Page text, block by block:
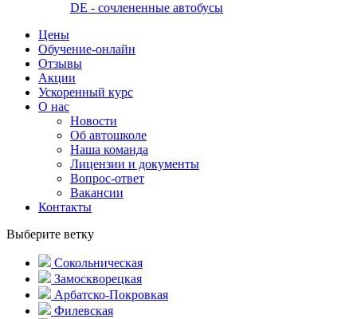
DE - сочлененные автобусы
Цены
Обучение-онлайн
Отзывы
Акции
Ускоренный курс
О нас
Новости
Об автошколе
Наша команда
Лицензии и документы
Вопрос-ответ
Вакансии
Контакты
Выберите ветку
Сокольническая
Замоскворецкая
Арбатско-Покровкая
Филевская